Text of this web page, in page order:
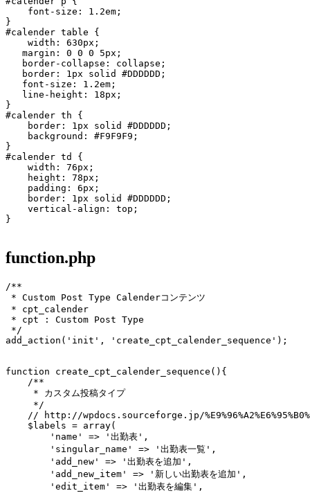
    font-size: 1.2em;
}
#calender table {
    width: 630px;
   margin: 0 0 0 5px;
   border-collapse: collapse;
   border: 1px solid #DDDDDD;
   font-size: 1.2em;
   line-height: 18px;
}
#calender th {
    border: 1px solid #DDDDDD;
    background: #F9F9F9;
}
#calender td {
    width: 76px;
    height: 78px;
    padding: 6px;
    border: 1px solid #DDDDDD;
    vertical-align: top;
}
function.php
/**
* Custom Post Type Calenderコンテンツ
* cpt_calender
* cpt : Custom Post Type
*/
add_action('init', 'create_cpt_calender_sequence');
function create_cpt_calender_sequence(){
    /**
     * カスタム投稿タイプ
     */
// http://wpdocs.sourceforge.jp/
    $labels = array(
        'name' => '出勤表',
        'singular_name' => '出勤表一覧',
        'add_new' => '出勤表を追加',
        'add_new_item' => '新しい出勤表を追加',
        'edit_item' => '出勤表を編集',